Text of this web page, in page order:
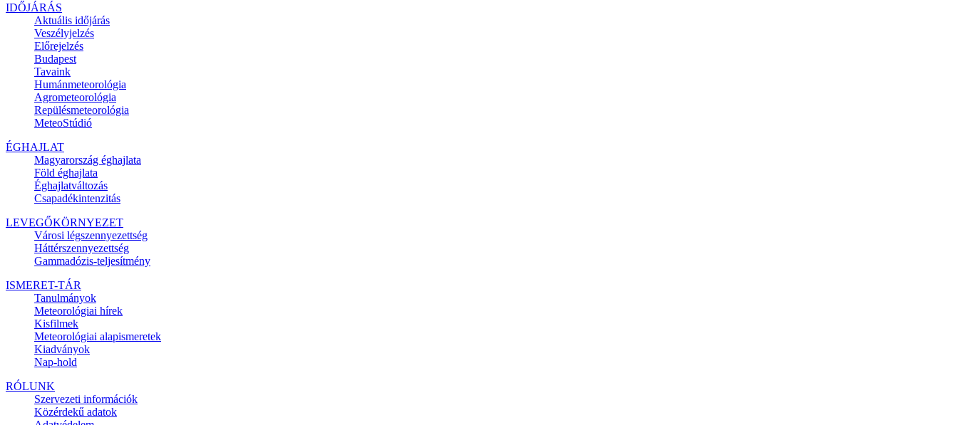
IDŐJÁRÁS
Aktuális időjárás
Veszélyjelzés
Előrejelzés
Budapest
Tavaink
Humánmeteorológia
Agrometeorológia
Repülésmeteorológia
MeteoStúdió
ÉGHAJLAT
Magyarország éghajlata
Föld éghajlata
Éghajlatváltozás
Csapadékintenzitás
LEVEGŐKÖRNYEZET
Városi légszennyezettség
Háttérszennyezettség
Gammadózis-teljesítmény
ISMERET-TÁR
Tanulmányok
Meteorológiai hírek
Kisfilmek
Meteorológiai alapismeretek
Kiadványok
Nap-hold
RÓLUNK
Szervezeti információk
Közérdekű adatok